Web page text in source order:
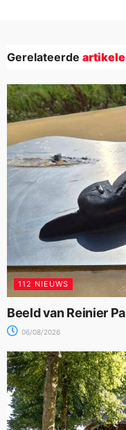
Gerelateerde
112 NIEUWS
Beeld van Reinier
06/08/2026